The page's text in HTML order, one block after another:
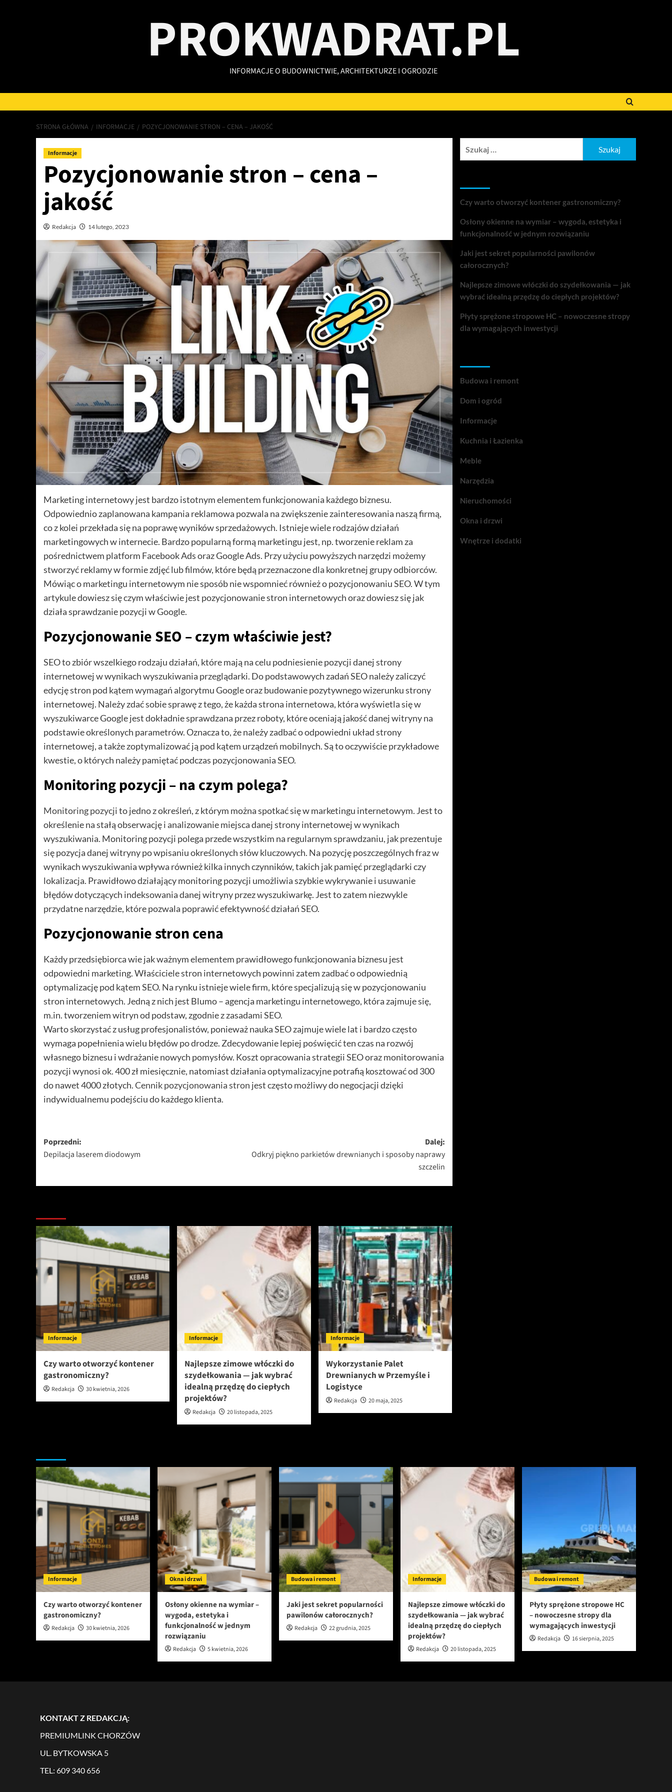
PROKWADRAT.PL
INFORMACJE O BUDOWNICTWIE, ARCHITEKTURZE I OGRODZIE
STRONA GŁÓWNA INFORMACJE POZYCJONOWANIE STRON – CENA – JAKOŚĆ
Informacje
Pozycjonowanie stron – cena –
jakość
Redakcja 14 lutego, 2023
Marketing internetowy jest bardzo istotnym elementem funkcjonowania każdego biznesu.
Odpowiednio zaplanowana kampania reklamowa pozwala na zwiększenie zainteresowania naszą firmą,
co z kolei przekłada się na poprawę wyników sprzedażowych. Istnieje wiele rodzajów działań
marketingowych w internecie. Bardzo popularną formą marketingu jest, np. tworzenie reklam za
pośrednictwem platform Facebook Ads oraz Google Ads. Przy użyciu powyższych narzędzi możemy
stworzyć reklamy w formie zdjęć lub filmów, które będą przeznaczone dla konkretnej grupy odbiorców.
Mówiąc o marketingu internetowym nie sposób nie wspomnieć również o pozycjonowaniu SEO. W tym
artykule dowiesz się czym właściwie jest pozycjonowanie stron internetowych oraz dowiesz się jak
działa sprawdzanie pozycji w Google.
Pozycjonowanie SEO – czym właściwie jest?
SEO to zbiór wszelkiego rodzaju działań, które mają na celu podniesienie pozycji danej strony
internetowej w wynikach wyszukiwania przeglądarki. Do podstawowych zadań SEO należy zaliczyć
edycję stron pod kątem wymagań algorytmu Google oraz budowanie pozytywnego wizerunku strony
internetowej. Należy zdać sobie sprawę z tego, że każda strona internetowa, która wyświetla się w
wyszukiwarce Google jest dokładnie sprawdzana przez roboty, które oceniają jakość danej witryny na
podstawie określonych parametrów. Oznacza to, że należy zadbać o odpowiedni układ strony
internetowej, a także zoptymalizować ją pod kątem urządzeń mobilnych. Są to oczywiście przykładowe
kwestie, o których należy pamiętać podczas pozycjonowania SEO.
Monitoring pozycji – na czym polega?
Monitoring pozycjito jedno z określeń, z którym można spotkać się w marketingu internetowym. Jest to
określenie na stałą obserwację i analizowanie miejsca danej strony internetowej w wynikach
wyszukiwania. Monitoring pozycji polega przede wszystkim na regularnym sprawdzaniu, jak prezentuje
się pozycja danej witryny po wpisaniu określonych słów kluczowych. Na pozycję poszczególnych fraz w
wynikach wyszukiwania wpływa również kilka innych czynników, takich jak pamięć przeglądarki czy
lokalizacja. Prawidłowo działający monitoring pozycji umożliwia szybkie wykrywanie i usuwanie
błędów dotyczących indeksowania danej witryny przez wyszukiwarkę. Jest to zatem niezwykle
przydatne narzędzie, które pozwala poprawić efektywność działań SEO.
Pozycjonowanie stron cena
Każdy przedsiębiorca wie jak ważnym elementem prawidłowego funkcjonowania biznesu jest
odpowiedni marketing. Właściciele stron internetowych powinni zatem zadbać o odpowiednią
optymalizację pod kątem SEO. Na rynku istnieje wiele firm, które specjalizują się w pozycjonowaniu
stron internetowych. Jedną z nich jest Blumo – agencja marketingu internetowego, która zajmuje się,
m.in. tworzeniem witryn od podstaw, zgodnie z zasadami SEO.
Warto skorzystać z usług profesjonalistów, ponieważ nauka SEO zajmuje wiele lat i bardzo często
wymaga popełnienia wielu błędów po drodze. Zdecydowanie lepiej poświęcić ten czas na rozwój
własnego biznesu i wdrażanie nowych pomysłów. Koszt opracowania strategii SEO oraz monitorowania
pozycji wynosi ok. 400 zł miesięcznie, natomiast działania optymalizacyjne potrafią kosztować od 300
do nawet 4000 złotych.Cennik pozycjonowania stron jest często możliwy do negocjacji dzięki
indywidualnemu podejściu do każdego klienta.
Zobacz
wpisy
Poprzedni:
Depilacja laserem diodowym
Dalej:
Odkryj piękno parkietów drewnianych i sposoby naprawy
szczelin
Informacje
Czy warto otworzyć kontener
gastronomiczny?
Redakcja 30 kwietnia, 2026
Informacje
Najlepsze zimowe włóczki do
szydełkowania — jak wybrać
idealną przędzę do ciepłych
projektów?
Redakcja 20 listopada, 2025
Informacje
Wykorzystanie Palet
Drewnianych w Przemyśle i
Logistyce
Redakcja 20 maja, 2025
Czy warto otworzyć kontener gastronomiczny?
Osłony okienne na wymiar – wygoda, estetyka i
funkcjonalność w jednym rozwiązaniu
Jaki jest sekret popularności pawilonów
całorocznych?
Najlepsze zimowe włóczki do szydełkowania — jak
wybrać idealną przędzę do ciepłych projektów?
Płyty sprężone stropowe HC – nowoczesne stropy
dla wymagających inwestycji
Budowa i remont
Dom i ogród
Informacje
Kuchnia i Łazienka
Meble
Narzędzia
Nieruchomości
Okna i drzwi
Wnętrze i dodatki
Informacje
Czy warto otworzyć kontener
gastronomiczny?
Redakcja 30 kwietnia, 2026
Okna i drzwi
Osłony okienne na wymiar –
wygoda, estetyka i
funkcjonalność w jednym
rozwiązaniu
Redakcja 5 kwietnia, 2026
Budowa i remont
Jaki jest sekret popularności
pawilonów całorocznych?
Redakcja 22 grudnia, 2025
Informacje
Najlepsze zimowe włóczki do
szydełkowania — jak wybrać
idealną przędzę do ciepłych
projektów?
Redakcja 20 listopada, 2025
Budowa i remont
Płyty sprężone stropowe HC
– nowoczesne stropy dla
wymagających inwestycji
Redakcja 16 sierpnia, 2025
KONTAKT Z REDAKCJĄ:
PREMIUMLINK CHORZÓW
UL. BYTKOWSKA 5
TEL: 609 340 656